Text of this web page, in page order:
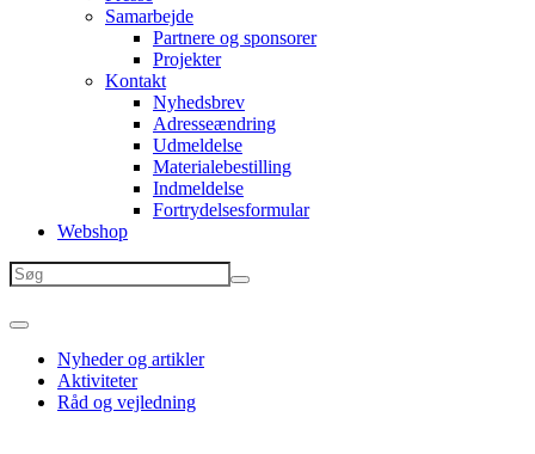
Samarbejde
Partnere og sponsorer
Projekter
Kontakt
Nyhedsbrev
Adresseændring
Udmeldelse
Materialebestilling
Indmeldelse
Fortrydelsesformular
Webshop
Nyheder og artikler
Aktiviteter
Råd og vejledning